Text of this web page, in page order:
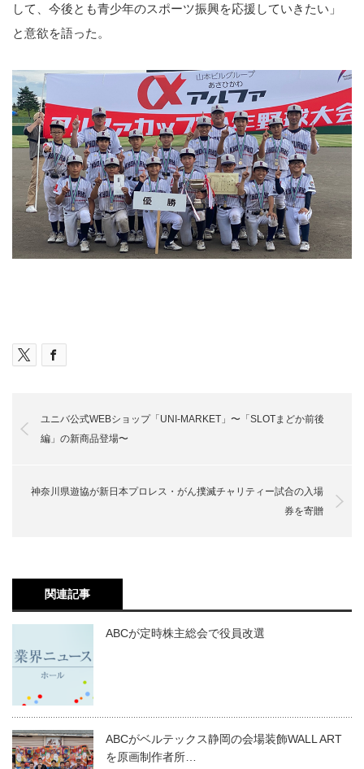
して、今後とも青少年のスポーツ振興を応援していきたい」
と意欲を語った。
ユニバ公式WEBショップ「UNI-MARKET」〜「SLOTまどか前後
編」の新商品登場〜
神奈川県遊協が新日本プロレス・がん撲滅チャリティー試合の入場
券を寄贈
関連記事
ABCが定時株主総会で役員改選
ABCがベルテックス静岡の会場装飾WALL ART
を原画制作者所…